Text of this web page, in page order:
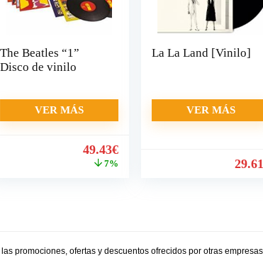
The Beatles “1”
Disco de vinilo
VER MÁS
El
precio
49.43€El
precio
7%
La La Land [Vinilo]
VER MÁS
29.61
promociones, ofertas y descuentos ofrecidos por otras